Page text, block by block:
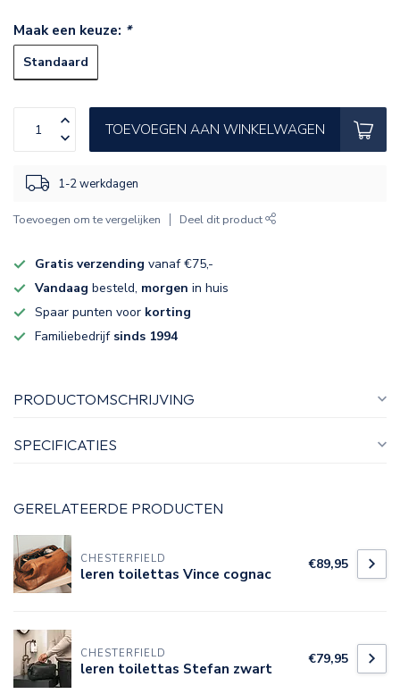
Maak een keuze: *
Standaard
TOEVOEGEN AAN WINKELWAGEN
1-2 werkdagen
Toevoegen om te vergelijken Deel dit product
Gratis verzending vanaf €75,-
Vandaag besteld, morgen in huis
Spaar punten voor korting
Familiebedrijf sinds 1994
PRODUCTOMSCHRIJVING
SPECIFICATIES
GERELATEERDE PRODUCTEN
CHESTERFIELD
leren toilettas Vince cognac €89,95
CHESTERFIELD
leren toilettas Stefan zwart €79,95